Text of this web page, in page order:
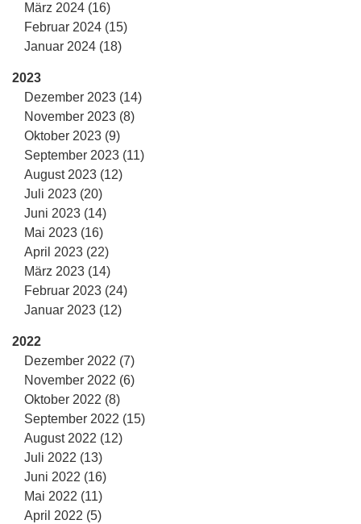
März 2024 (16)
Februar 2024 (15)
Januar 2024 (18)
2023
Dezember 2023 (14)
November 2023 (8)
Oktober 2023 (9)
September 2023 (11)
August 2023 (12)
Juli 2023 (20)
Juni 2023 (14)
Mai 2023 (16)
April 2023 (22)
März 2023 (14)
Februar 2023 (24)
Januar 2023 (12)
2022
Dezember 2022 (7)
November 2022 (6)
Oktober 2022 (8)
September 2022 (15)
August 2022 (12)
Juli 2022 (13)
Juni 2022 (16)
Mai 2022 (11)
April 2022 (5)